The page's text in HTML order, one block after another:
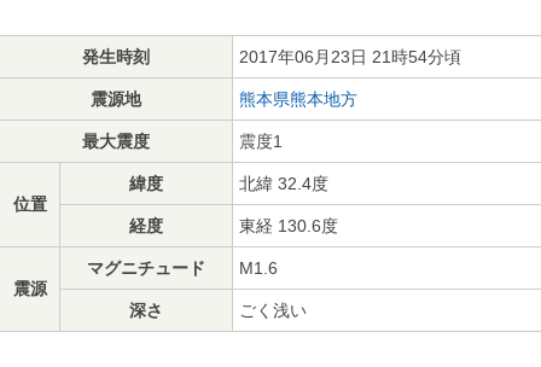
発生時刻 2017年06月23日 21時54分頃
震源地 熊本県熊本地方
最大震度 震度1
位置
緯度 北緯 32.4度
経度 東経 130.6度
震源
マグニチュード M1.6
深さ ごく浅い